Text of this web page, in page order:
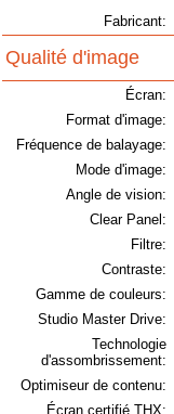
Fabricant:
Qualité d'image
Écran:
Format d'image:
Fréquence de balayage:
Mode d'image:
Angle de vision:
Clear Panel:
Filtre:
Contraste:
Gamme de couleurs:
Studio Master Drive:
Technologie
d'assombrissement:
Optimiseur de contenu:
Écran certifié THX: